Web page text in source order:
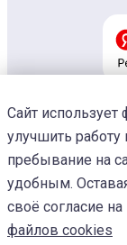
Информация на
офертой, не
© 2026
Сайт
улучшить
пребывание на
удобным.
своё согласие
файлов cookies